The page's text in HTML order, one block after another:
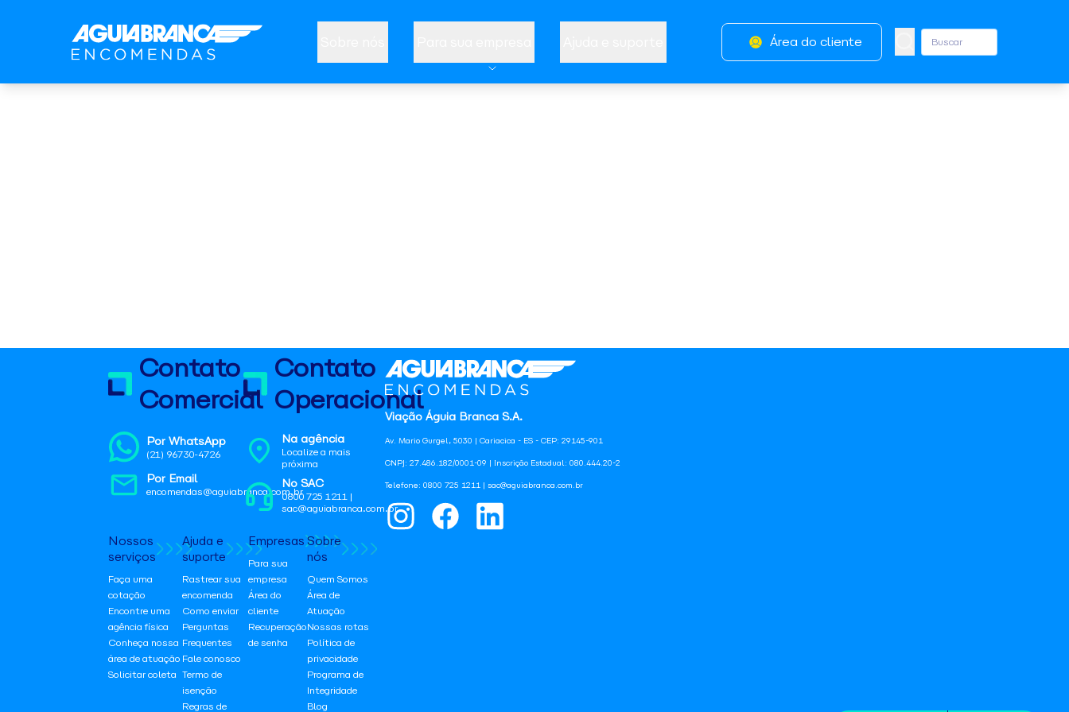
Área do cliente
Viação Águia Branca S.A.
Av. Mario Gurgel, 5030 | Cariacica - ES - CEP: 29145-901
CNPJ: 27.486.182/0001-09 | Inscrição Estadual: 080.444.20-2
Telefone: 0800 725 1211 | sac@aguiabranca.com.br
Contato
Comercial
Por WhatsApp
(21) 96730-4726
Por Email
encomendas@aguiabranca.com.br
Contato
Operacional
Na agência
Localize a mais
próxima
No SAC
0800 725 1211 |
sac@aguiabranca.com.br
Nossos
serviços
Faça uma
cotação
Encontre uma
agência física
Conheça nossa
área de atuação
Solicitar coleta
Ajuda e
suporte
Rastrear sua
encomenda
Como enviar
Perguntas
Frequentes
Fale conosco
Termo de
isenção
Regras de
Empresas
Para sua
empresa
Área do
cliente
Recuperação
de senha
Sobre
nós
Quem Somos
Área de
Atuação
Nossas rotas
Política de
privacidade
Programa de
Integridade
Blog